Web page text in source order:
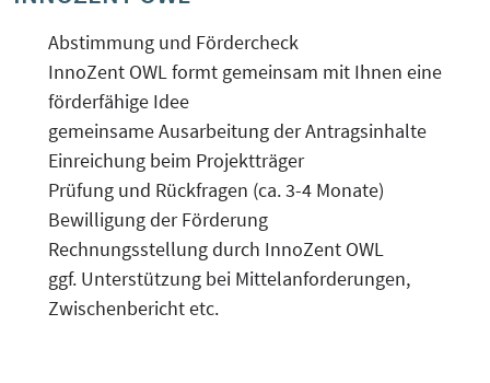
Abstimmung und Fördercheck
InnoZent OWL formt gemeinsam mit Ihnen eine
förderfähige Idee
gemeinsame Ausarbeitung der Antragsinhalte
Einreichung beim Projektträger
Prüfung und Rückfragen (ca. 3-4 Monate)
Bewilligung der Förderung
Rechnungsstellung durch InnoZent OWL
ggf. Unterstützung bei Mittelanforderungen,
Zwischenbericht etc.